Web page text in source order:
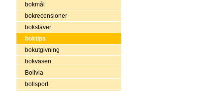
bokmål
bokrecensioner
bokstäver
boktips
bokutgivning
bokväsen
Bolivia
bollsport